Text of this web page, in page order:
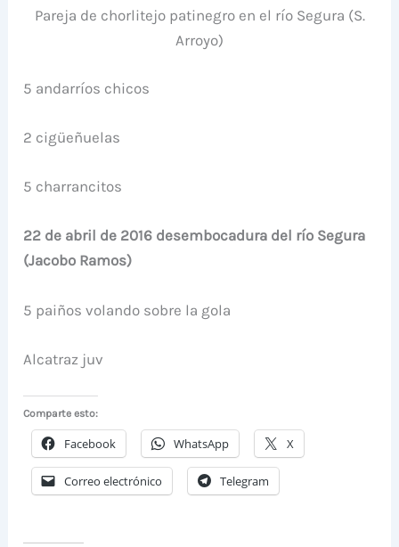
Pareja de chorlitejo patinegro en el río Segura (S.
Arroyo)
5 andarríos chicos
2 cigüeñuelas
5 charrancitos
22 de abril de 2016 desembocadura del río Segura
(Jacobo Ramos)
5 paiños volando sobre la gola
Alcatraz juv
Comparte esto:
Facebook WhatsApp X
Correo electrónico Telegram